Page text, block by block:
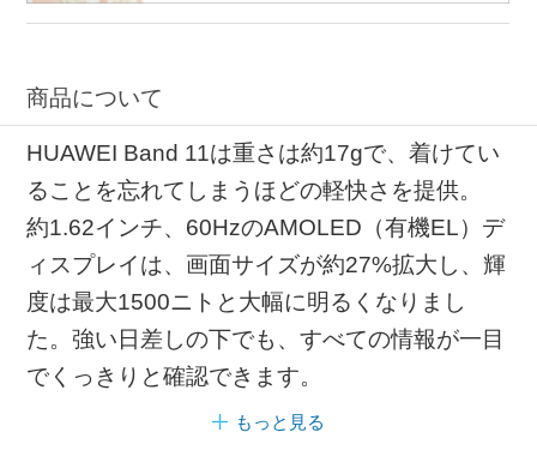
商品について
HUAWEI Band 11は重さは約17gで、着けてい
ることを忘れてしまうほどの軽快さを提供。
約1.62インチ、60HzのAMOLED（有機EL）デ
ィスプレイは、画面サイズが約27%拡大し、輝
度は最大1500ニトと大幅に明るくなりまし
た。強い日差しの下でも、すべての情報が一目
でくっきりと確認できます。
もっと見る